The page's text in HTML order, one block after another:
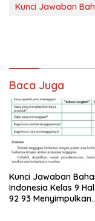
Kunci Jawaban
Baca Juga
Kunci Jawaban
Indonesia Kelas 9
92 93 Menyimpulkan